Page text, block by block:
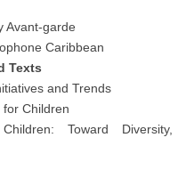
Avant-garde
Caribbean
Texts
and Trends
Children
Toward Diversity,